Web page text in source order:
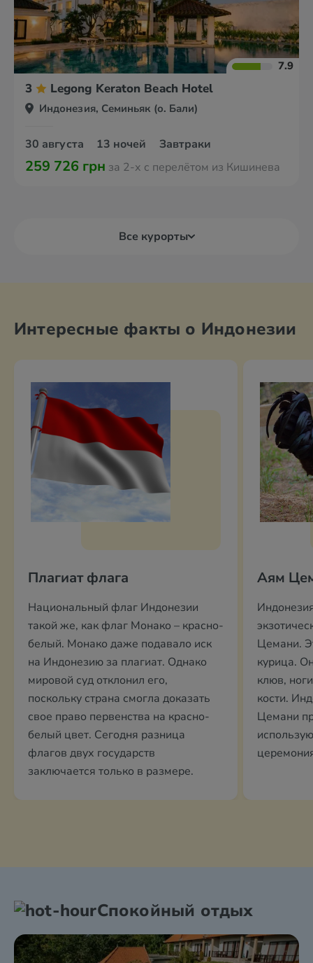
7.9
3 Legong Keraton Beach Hotel
Индонезия, Семиньяк (о. Бали)
30 августа 13 ночей Завтраки
259 726 грн за 2-х с перелётом из Кишинева
Все курорты
Интересные факты о Индонезии
Плагиат флага
Национальный флаг Индонезии
такой же, как флаг Монако – красно-
белый. Монако даже подавало иск
на Индонезию за плагиат. Однако
мировой суд отклонил его,
поскольку страна смогла доказать
свое право первенства на красно-
белый цвет. Сегодня разница
флагов двух государств
заключается только в размере.
Аям
Цемани.
курица.
клюв,
кости.
Цемани
Спокойный отдых